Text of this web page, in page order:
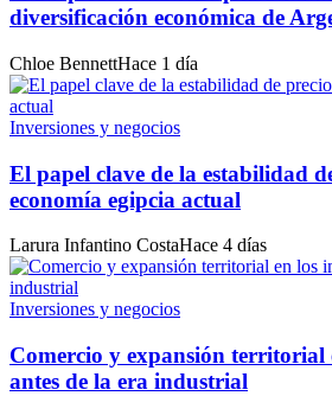
diversificación económica de
Chloe BennettHace 1 día
Inversiones y negocios
El papel clave de la estabilidad
economía egipcia actual
Larura Infantino CostaHace 4 días
Inversiones y negocios
Comercio y expansión territorial
antes de la era industrial